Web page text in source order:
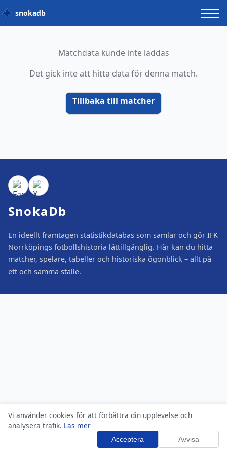
Vi använder cookies för att förbättra din upplevelse och
analysera trafik. Läs mer
Acceptera Avvisa
snokadb
Matchdata kunde inte laddas
Det gick inte att hitta data för denna match.
Tillbaka till matcher
SnokaDb
En ideellt framtagen statistikdatabas som samlar och gör IFK
Norrköpings fotbollshistoria lättillgänglig. Här kan du hitta
matcher, spelare, tabeller och historiska ögonblick – allt på
ett och samma ställe.